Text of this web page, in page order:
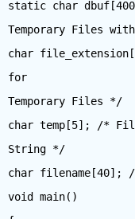
static char
Temporary Files
char
for
Temporary Files */
char temp[5]; /*
String */
char filename[40]; /
void main()